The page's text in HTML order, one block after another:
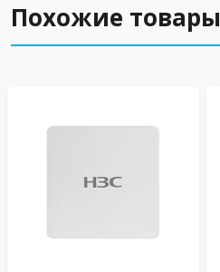
Похожие товары